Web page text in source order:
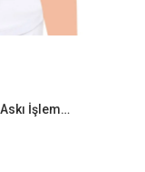
Tutku 3'lü Paket Kız Çocuk İp Askı İşlemeli Atlet